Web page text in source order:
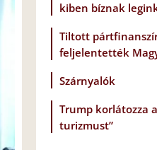
kiben bíznak
Tiltott
feljelentették
Szárnyalók
Trump korlátozza
turizmust”